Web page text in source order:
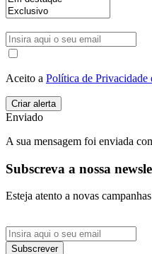
Aceito a Política de Privacidade
Enviado
A sua mensagem foi enviada
Subscreva a nossa
Esteja atento a novas